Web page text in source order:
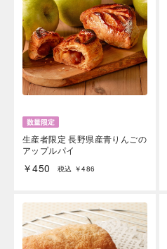
生産者限定 長野県産青りんごの
アップルパイ
￥450 税込 ￥486